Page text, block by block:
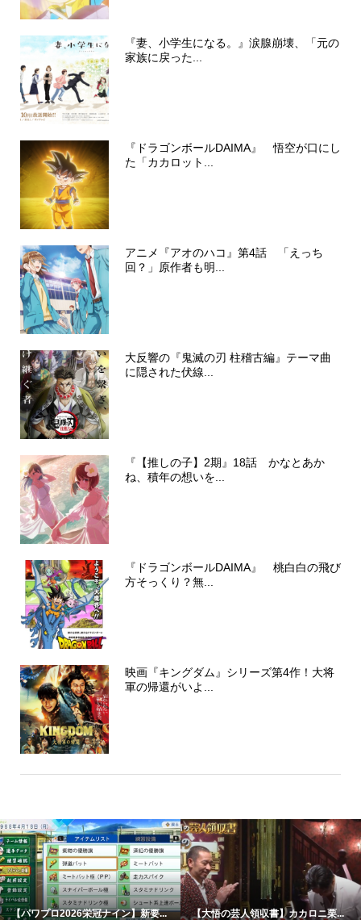
『妻、小学生になる。』涙腺崩壊、「元の
家族に戻った...
『ドラゴンボールDAIMA』 悟空が口にし
た「カカロット...
アニメ『アオのハコ』第4話 「えっち
回？」原作者も明...
大反響の『鬼滅の刃 柱稽古編』テーマ曲
に隠された伏線...
『【推しの子】2期』18話 かなとあか
ね、積年の想いを...
『ドラゴンボールDAIMA』 桃白白の飛び
方そっくり？無...
映画『キングダム』シリーズ第4作！大将
軍の帰還がいよ...
【パワプロ2026栄冠ナイン】新要... 【大悟の芸人領収書】カカロニ栗...